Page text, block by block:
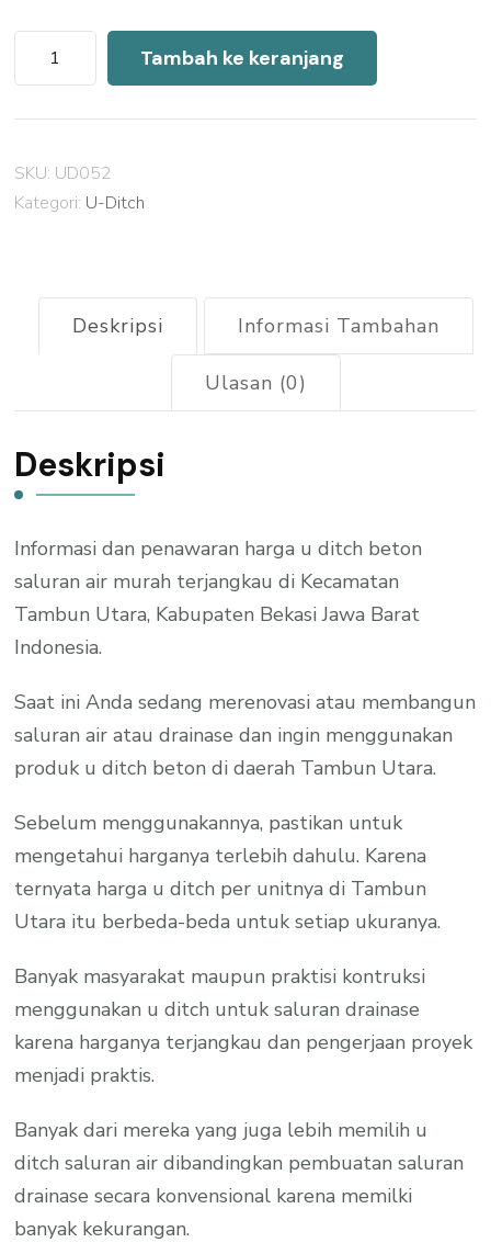
Kuantitas
Harga
U
Precast
Tambun
Tambah ke keranjang
SKU: UD052
Kategori: U-Ditch
Deskripsi Informasi Tambahan
Ulasan (0)
Deskripsi
Informasi dan penawaran harga u ditch beton
saluran air murah terjangkau di Kecamatan
Tambun Utara, Kabupaten Bekasi Jawa Barat
Indonesia.
Saat ini Anda sedang merenovasi atau membangun
saluran air atau drainase dan ingin menggunakan
produk u ditch beton di daerah Tambun Utara.
Sebelum menggunakannya, pastikan untuk
mengetahui harganya terlebih dahulu. Karena
ternyata harga u ditch per unitnya di Tambun
Utara itu berbeda-beda untuk setiap ukuranya.
Banyak masyarakat maupun praktisi kontruksi
menggunakan u ditch untuk saluran drainase
karena harganya terjangkau dan pengerjaan proyek
menjadi praktis.
Banyak dari mereka yang juga lebih memilih u
ditch saluran air dibandingkan pembuatan saluran
drainase secara konvensional karena memilki
banyak kekurangan.